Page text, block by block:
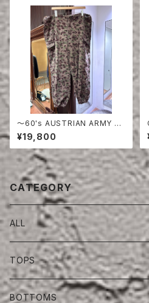
〜60's AUSTRIAN ARMY PE
A DOT CAMO FIERD PANT
S
¥19,800
CATEGORY
ALL
TOPS
BOTTOMS